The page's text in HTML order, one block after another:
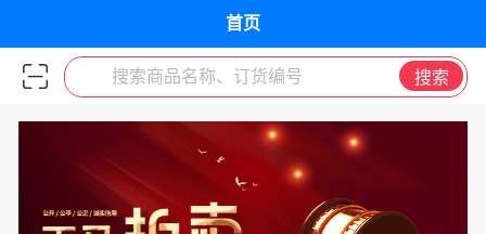
首页
搜索商品名称、订货编号 搜索